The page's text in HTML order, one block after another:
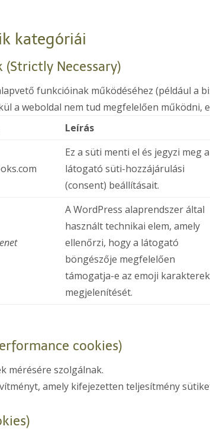
kategóriái
(Strictly Necessary)
funkcióinak működéséhez (például a
a weboldal nem tud megfelelően működni,
Leírás
Ez a süti menti el és jegyzi meg a
látogató süti-hozzájárulási
(consent) beállításait.
A WordPress alaprendszer által
használt technikai elem, amely
ellenőrzi, hogy a látogató
böngészője megfelelően
támogatja-e az emoji karakterek
megjelenítését.
cookies)
mérésére szolgálnak.
amely kifejezetten teljesítmény